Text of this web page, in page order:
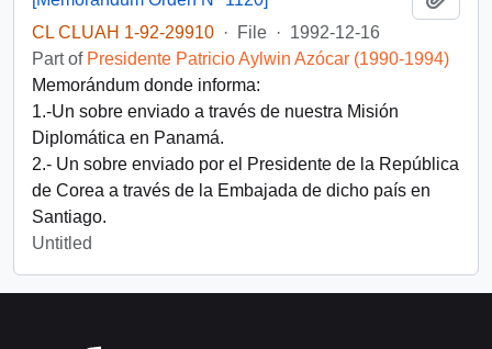
CL CLUAH 1-92-29910 · File · 1992-12-16
Part of Presidente Patricio Aylwin Azócar (1990-1994)
Memorándum donde informa:
1.-Un sobre enviado a través de nuestra Misión
Diplomática en Panamá.
2.- Un sobre enviado por el Presidente de la República
de Corea a través de la Embajada de dicho país en
Santiago.
Untitled